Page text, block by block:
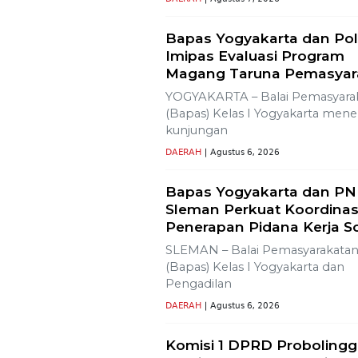
Lestarikan Tradisi Leluhur,
Warga Dayakan
Sardonoharjo Gelar Merti
Bapas Yogyakarta Edukasi
SMKN 1 Seyegan untuk
Kesadaran Hukum
SLEMAN – Balai Pemasyarakatan
(Bapas) Kelas I Yogyakarta
DAERAH| Agustus 7, 2026